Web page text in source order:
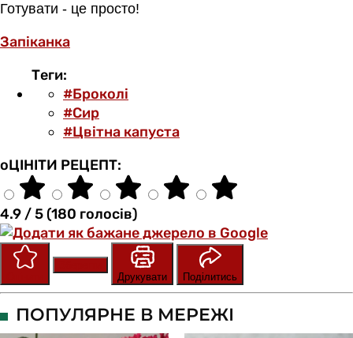
Готувати - це просто!
Запіканка
Теги:
#Броколі
#Сир
#Цвітна капуста
оЦІНІТИ РЕЦЕПТ:
4.9 / 5 (180 голосів)
Друкувати
Поділитись